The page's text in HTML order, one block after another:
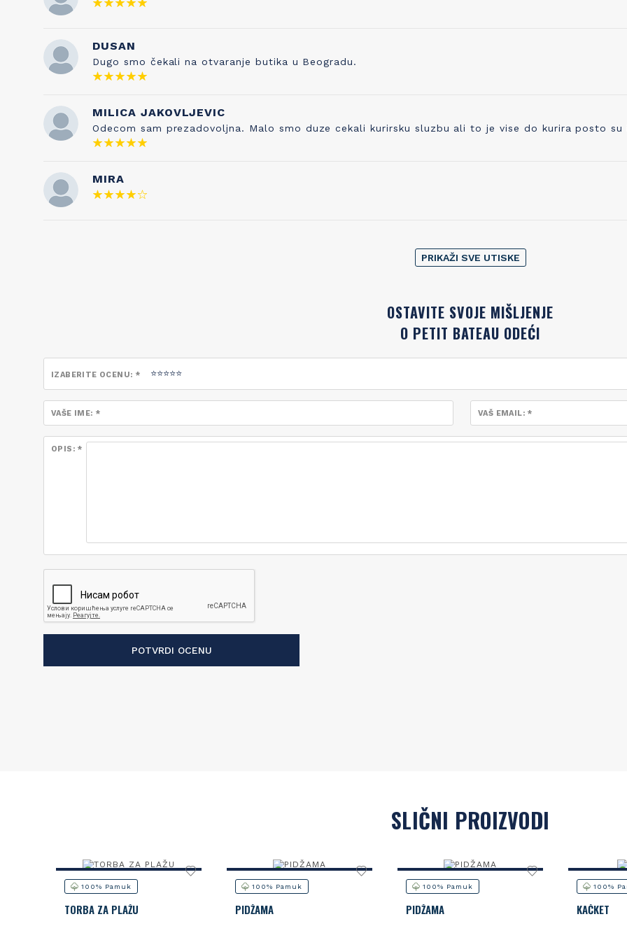
DUSAN
Dugo smo čekali na otvaranje butika u Beogradu.
MILICA JAKOVLJEVIC
Odecom sam prezadovoljna. Malo smo duze cekali kurirsku sluzbu ali to je vise do kurira posto
MIRA
PRIKAŽI SVE UTISKE
OSTAVITE SVOJE MIŠLJENJE
O PETIT BATEAU ODEĆI
IZABERITE OCENU: *
VAŠE IME: * VAŠ EMAIL: *
OPIS: *
POTVRDI OCENU
veze sa čarapama, prvobitnim poslom
1893. Sve je počelo od njegovog sina
Etiennea, koji je izumeo gaće 1918. godine, a
inspirisan je francuskom vrtićkom
je njegova supruga pevala njihovoj deci. I
tako su brend i ova pesmica postale
neraskidivo povezane!
kvaliteta sve do kraja proizvodne linije. Zato
SLIČNI PROIZVODI
100% Pamuk
TORBA ZA PLAŽU
100% Pamuk
PIDŽAMA
100% Pamuk
PIDŽAMA
100%
KAČKET